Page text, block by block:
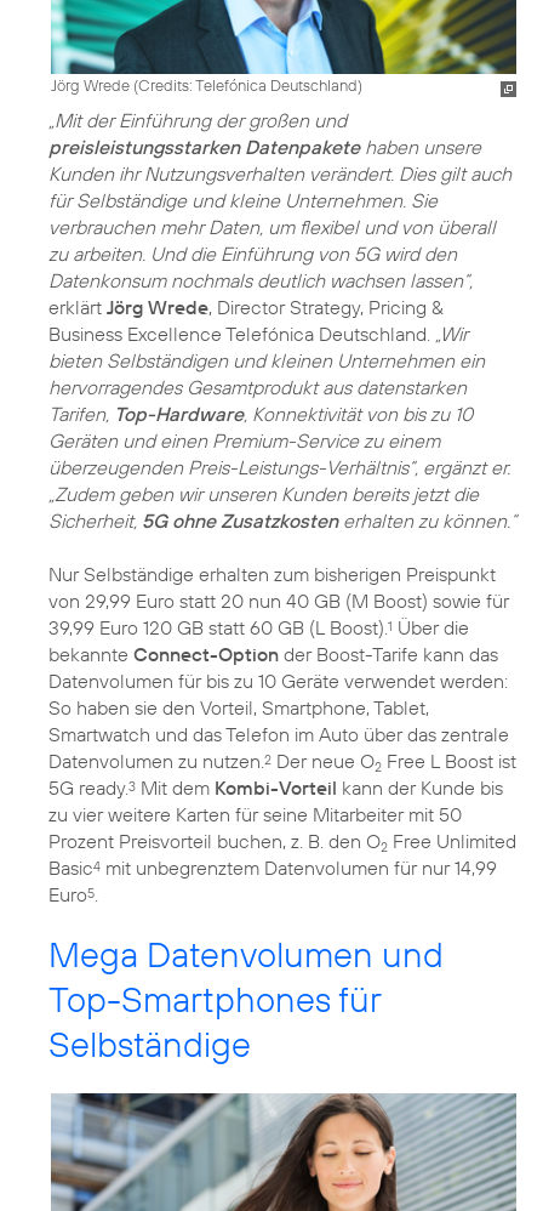
Jörg Wrede (Credits: Telefónica Deutschland)
„Mit der Einführung der großen und
preisleistungsstarken Datenpaketehaben unsere
Kunden ihr Nutzungsverhalten verändert. Dies gilt auch
für Selbständige und kleine Unternehmen. Sie
verbrauchen mehr Daten, um flexibel und von überall
zu arbeiten. Und die Einführung von 5Gwird den
Datenkonsum nochmals deutlich wachsen lassen“,
erklärt Jörg Wrede, Director Strategy, Pricing &
Business Excellence Telefónica Deutschland. „Wir
bieten Selbständigen und kleinen Unternehmen ein
hervorragendes Gesamtprodukt aus datenstarken
Tarifen, Top-Hardware, Konnektivität von bis zu 10
Geräten und einen Premium-Service zu einem
überzeugenden Preis-Leistungs-Verhältnis“, ergänzt er.
„Zudem geben wir unseren Kunden bereits jetzt die
Sicherheit, 5G ohne Zusatzkostenerhalten zu können.“
Nur Selbständige erhalten zum bisherigen Preispunkt
von 29,99 Euro statt 20 nun 40 GB (M Boost) sowie für
39,99 Euro 120 GB statt 60 GB (L Boost).1 Über die
bekannte Connect-Option der Boost-Tarife kann das
Datenvolumen für bis zu 10 Geräte verwendet werden:
So haben sie den Vorteil, Smartphone, Tablet,
Smartwatch und das Telefon im Auto über das zentrale
Datenvolumen zu nutzen.2 Der neue O2 Free L Boost ist
5G ready.3 Mit dem Kombi-Vorteil kann der Kunde bis
zu vier weitere Karten für seine Mitarbeiter mit 50
Prozent Preisvorteil buchen, z. B. den O2 Free Unlimited
Basic4 mit unbegrenztem Datenvolumen für nur 14,99
Euro5.
Mega Datenvolumen und
Top-Smartphones für
Selbständige